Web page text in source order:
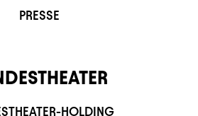
PRESSE
HOLDING